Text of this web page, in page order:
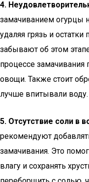
4.
замачиванием огурцы
удаляя грязь и
забывают об этом
процессе замачивания
овощи. Также стоит
лучше впитывали воду.
5. Отсутствие соли в
рекомендуют
замачивания. Это
влагу и сохранять